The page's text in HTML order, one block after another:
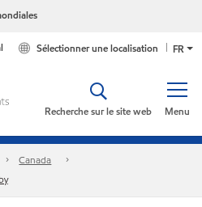
FR
Sélectionner une localisation
Menu
Recherche sur le site web
Canada